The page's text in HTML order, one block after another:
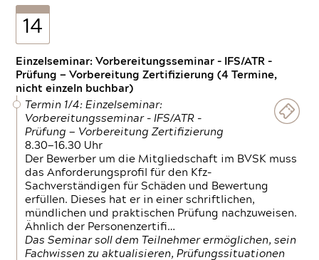
14
Einzelseminar: Vorbereitungsseminar - IFS/ATR -
Prüfung — Vorbereitung Zertifizierung (4 Termine,
nicht einzeln buchbar)
Termin 1/4: Einzelseminar:
Vorbereitungsseminar - IFS/ATR -
Prüfung — Vorbereitung Zertifizierung
8.30—16.30 Uhr
Der Bewerber um die Mitgliedschaft im BVSK muss
das Anforderungsprofil für den Kfz-
Sachverständigen für Schäden und Bewertung
erfüllen. Dieses hat er in einer schriftlichen,
mündlichen und praktischen Prüfung nachzuweisen.
Ähnlich der Personenzertifi…
Das Seminar soll dem Teilnehmer ermöglichen, sein
Fachwissen zu aktualisieren, Prüfungssituationen